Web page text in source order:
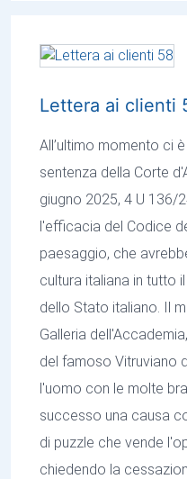
Lettera ai clienti
All’ultimo momento ci
sentenza della Corte
giugno 2025, 4 U 136/
l'efficacia del Codice
paesaggio, che
cultura italiana in tutto
dello Stato italiano. Il
Galleria
del famoso Vitruviano
l'uomo con le molte
successo una causa
di puzzle che vende
chiedendo la